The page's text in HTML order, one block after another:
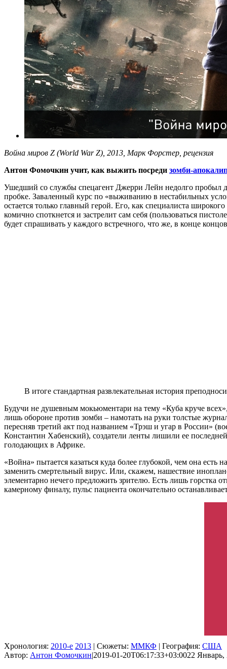
Война миров Z (World War Z), 2013, Марк Форстер, рецензия
Антон Фомочкин учит, как выжить посреди зомби-
Ушедший со службы спецагент Джерри Лейн недолго пробыл
пробке. Заваленный курс по «выживанию в нестабильных
остается только главный герой. Его, как специалиста
комично споткнется и застрелит сам себя (пользоваться
будет спрашивать у каждого встречного, что же, в конце
В итоге стандартная развлекательная история
Будучи не душевным мокьюментари на тему «Куба круче
лишь обороне против зомби – намотать на руки толстые
пересняв третий акт под названием «Трэш и угар в России»
Константин Хабенский), создатели ленты лишили ее
голодающих в Африке.
«Война» пытается казаться куда более глубокой, чем она
заменить смертельный вирус. Или, скажем, нашествие
элементарно нечего предложить зрителю. Есть лишь горстка
камерному финалу, пульс пациента окончательно
Хронология: 2010-е 2013 | Сюжеты: ММКФ | География: США
Автор: Антон Фомочкин|2019-01-20T06:17:33+03:0022 Январь,